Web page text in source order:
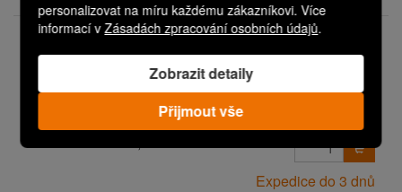
personalizovat na míru každému zákazníkovi. Více
informací vZásadách zpracování osobních údajů.
Zobrazit detaily
Přijmout vše
V08P3011M3043PN00PD00
TW SAN BZ 125 TPO/FPO
EVERGUARD MEMBRANE ŠEDÁ
Sanační vpust pro nezateplené střechy
s integrovanou TPO/FPO manžetou
Expedice do 3 dnů